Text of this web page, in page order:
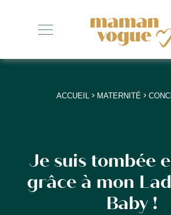
+
+
+
+
ACCUEIL > MATERNITÉ >
Je suis tombée
grâce à mon
Baby !